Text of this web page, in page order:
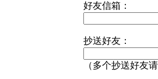
好友信箱：
抄送好友：
（多个抄送好友